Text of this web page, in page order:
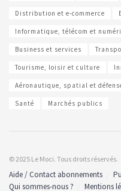
Distribution et e-commerce
Informatique, télécom et
Business et services
Tourisme, loisir et culture
Aéronautique, spatial et
Santé Marchés publics
© 2025 Le Moci. Tous droits réservés.
Aide / Contact abonnements
Qui sommes-nous ?
Mentions